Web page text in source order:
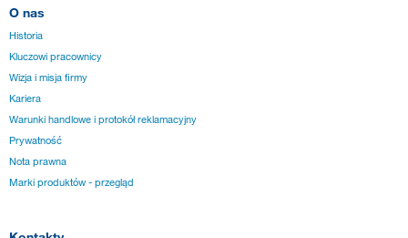
O nas
Historia
Kluczowi pracownicy
Wizja i misja firmy
Kariera
Warunki handlowe i protokół reklamacyjny
Prywatność
Nota prawna
Marki produktów - przegląd